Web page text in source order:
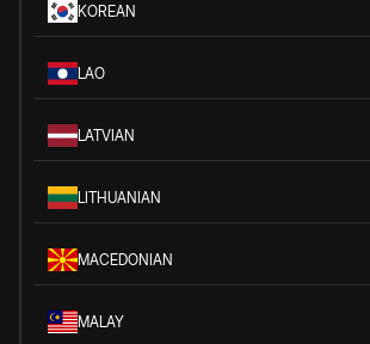
KOREAN
LAO
LATVIAN
LITHUANIAN
MACEDONIAN
MALAY